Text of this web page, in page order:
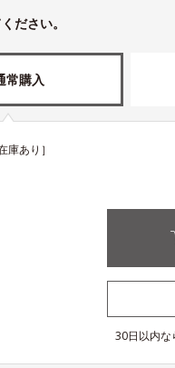
ださい。
常購入
庫あり］
30日以内な